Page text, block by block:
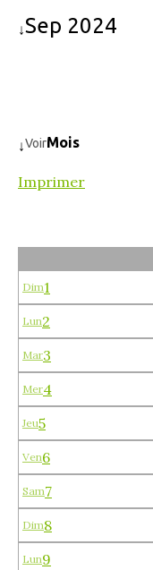
↓Sep 2024
↓VoirMois
Imprimer
Dim1
Lun2
Mar3
Mer4
Jeu5
Ven6
Sam7
Dim8
Lun9